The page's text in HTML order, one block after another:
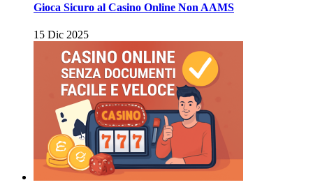
Gioca Sicuro al Casino Online Non AAMS
15 Dic 2025